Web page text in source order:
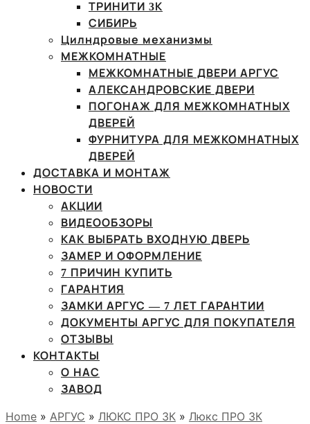
ТРИНИТИ 3К
СИБИРЬ
Цилндровые механизмы
МЕЖКОМНАТНЫЕ
МЕЖКОМНАТНЫЕ ДВЕРИ АРГУС
АЛЕКСАНДРОВСКИЕ ДВЕРИ
ПОГОНАЖ ДЛЯ МЕЖКОМНАТНЫХ
ДВЕРЕЙ
ФУРНИТУРА ДЛЯ МЕЖКОМНАТНЫХ
ДВЕРЕЙ
ДОСТАВКА И МОНТАЖ
НОВОСТИ
АКЦИИ
ВИДЕООБЗОРЫ
КАК ВЫБРАТЬ ВХОДНУЮ ДВЕРЬ
ЗАМЕР И ОФОРМЛЕНИЕ
7 ПРИЧИН КУПИТЬ
ГАРАНТИЯ
ЗАМКИ АРГУС — 7 ЛЕТ ГАРАНТИИ
ДОКУМЕНТЫ АРГУС ДЛЯ ПОКУПАТЕЛЯ
ОТЗЫВЫ
КОНТАКТЫ
О НАС
ЗАВОД
Home » АРГУС » ЛЮКС ПРО 3К » Люкс ПРО 3К